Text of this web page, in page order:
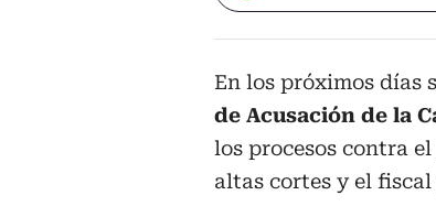
En los próximos días
de Acusación de la
los procesos contra
altas cortes y el